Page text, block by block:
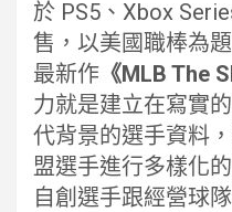
於 PS5、Xbox
售，以美國職棒為
最新作 《MLB The
力就是建立在寫實
代背景的選手資料
盟選手進行多樣化
自創選手跟經營球